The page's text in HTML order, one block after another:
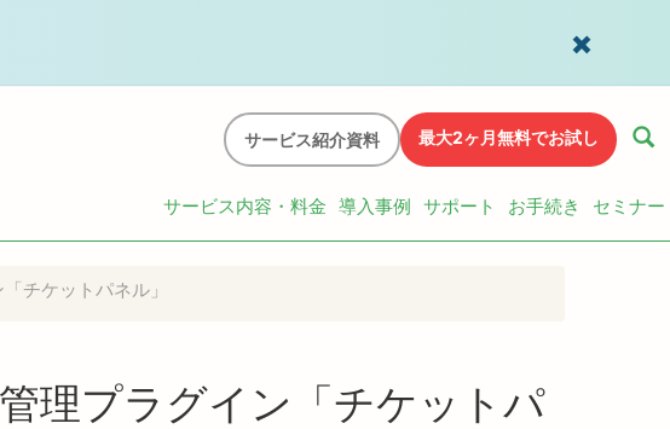
サービス紹介資料 最大2ヶ月無料でお試し
サービス内容・料金 導入事例 サポート お手続き セミナー
チケットパネル」
理プラグイン「チケットパ